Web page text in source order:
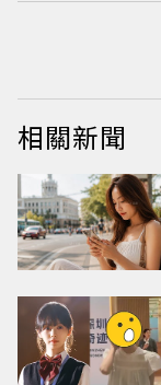
相關新聞